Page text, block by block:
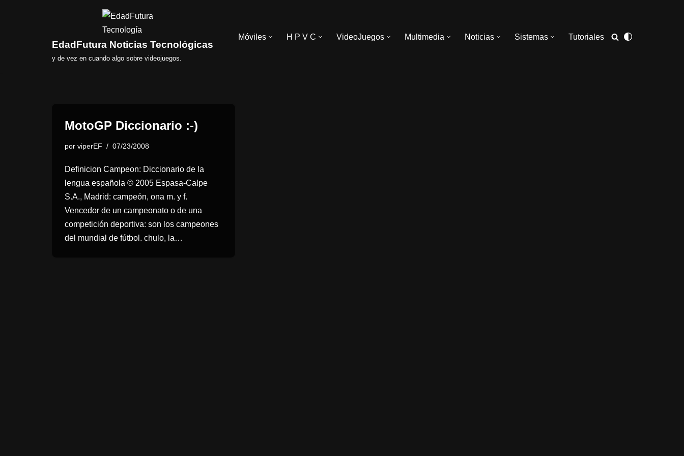
EdadFutura Noticias Tecnológicas
y de vez en cuando algo sobre videojuegos.
Móviles H P V C VideoJuegos Multimedia Noticias Sistemas Tutoriales
MotoGP Diccionario :-)
por viperEF 07/23/2008
Definicion Campeon: Diccionario de la
lengua española © 2005 Espasa-Calpe
S.A., Madrid: campeón, ona m. y f.
Vencedor de un campeonato o de una
competición deportiva: son los campeones
del mundial de fútbol. chulo, la…